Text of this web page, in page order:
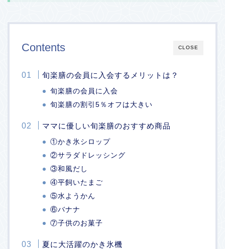
CLOSE
Contents
旬楽膳の会員に入会するメリットは？
旬楽膳の会員に入会
旬楽膳の割引5％オフは大きい
ママに優しい旬楽膳のおすすめ商品
①かき氷シロップ
②サラダドレッシング
③和風だし
④平飼いたまご
⑤水ようかん
⑥バナナ
⑦子供のお菓子
夏に大活躍のかき氷機